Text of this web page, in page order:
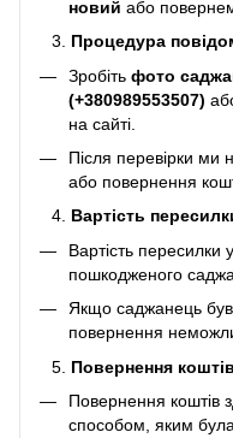
новий або
Процедура
Зробіть фото
(+380989553507)
на сайті.
Після перевірки ми
або повернення
Вартість
Вартість пересилки
пошкодженого
Якщо саджанець
повернення
Повернення коштів
Повернення коштів
способом, яким